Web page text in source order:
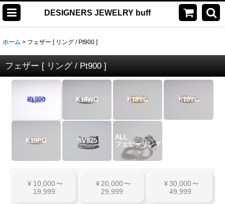
DESIGNERS JEWELRY buff
ホーム > フェザー [ リング / Pt900 ]
フェザー [ リング / Pt900 ]
Pt900 K18WG K18YG K10YG
K10PG SV925
ALL
フェザーリング
¥ 10,000 〜
19,999
¥ 20,000 〜
29,999
¥ 30,000 〜
49,999